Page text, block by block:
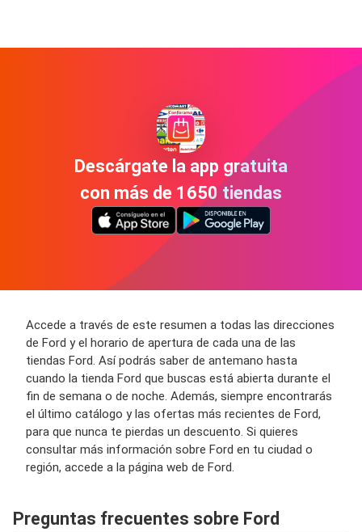
Descárgate la app gratuita
con más de 1650 tiendas
Accede a través de este resumen a todas las direcciones
de Ford y el horario de apertura de cada una de las
tiendas Ford. Así podrás saber de antemano hasta
cuando la tienda Ford que buscas está abierta durante el
fin de semana o de noche. Además, siempre encontrarás
el último catálogo y las ofertas más recientes de Ford,
para que nunca te pierdas un descuento. Si quieres
consultar más información sobre Ford en tu ciudad o
región, accede a la página web de Ford.
Preguntas frecuentes sobre Ford